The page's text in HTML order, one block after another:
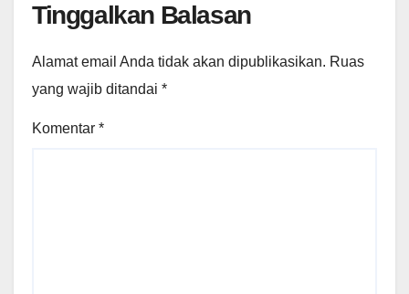
Tinggalkan Balasan
Alamat email Anda tidak akan dipublikasikan. Ruas
yang wajib ditandai *
Komentar *